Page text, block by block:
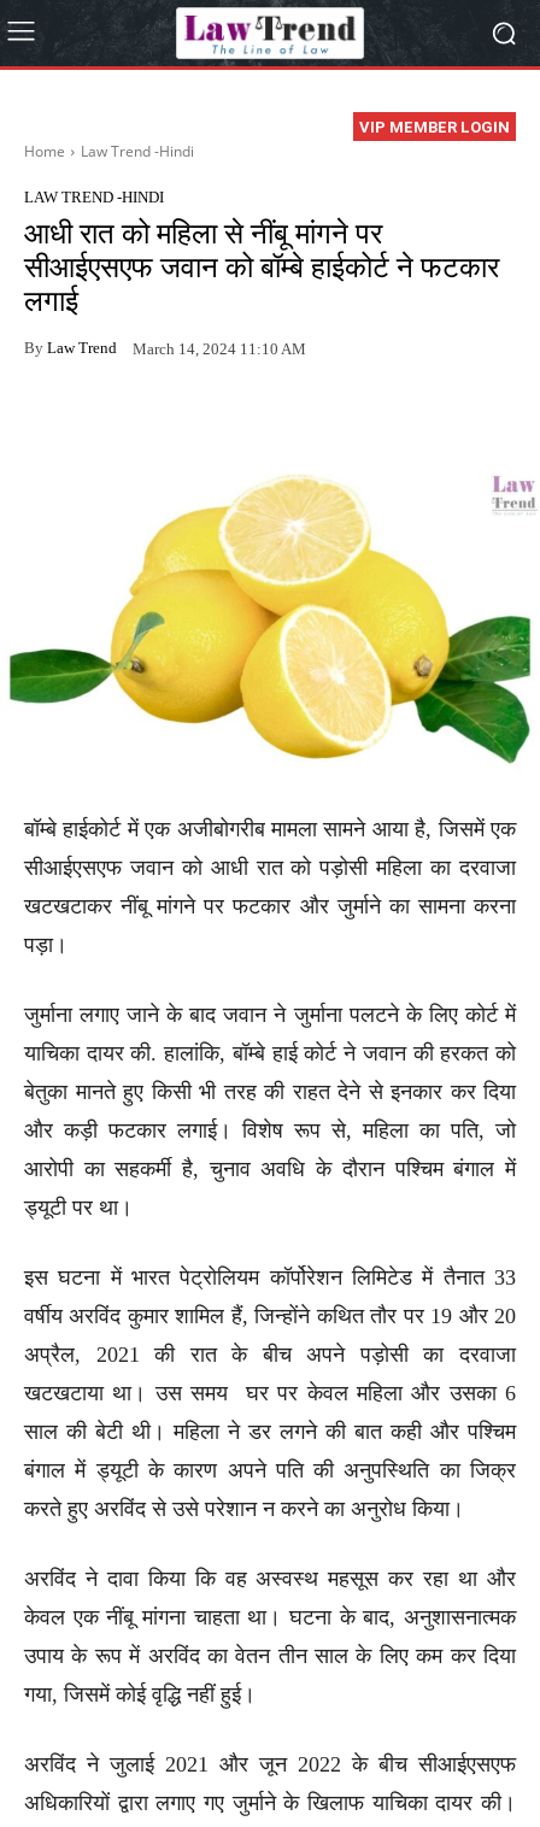
VIP MEMBER LOGIN
Home Law Trend -Hindi
LAW TREND -HINDI
आधी रात को महिला से नींबू मांगने पर
सीआईएसएफ जवान को बॉम्बे हाईकोर्ट ने फटकार
लगाई
By Law Trend March 14, 2024 11:10 AM
बॉम्बे हाईकोर्ट में एक अजीबोगरीब मामला सामने आया है, जिसमें एक
सीआईएसएफ जवान को आधी रात को पड़ोसी महिला का दरवाजा
खटखटाकर नींबू मांगने पर फटकार और जुर्माने का सामना करना
पड़ा।
जुर्माना लगाए जाने के बाद जवान ने जुर्माना पलटने के लिए कोर्ट में
याचिका दायर की. हालांकि, बॉम्बे हाई कोर्ट ने जवान की हरकत को
बेतुका मानते हुए किसी भी तरह की राहत देने से इनकार कर दिया
और कड़ी फटकार लगाई। विशेष रूप से, महिला का पति, जो
आरोपी का सहकर्मी है, चुनाव अवधि के दौरान पश्चिम बंगाल में
ड्यूटी पर था।
इस घटना में भारत पेट्रोलियम कॉर्पोरेशन लिमिटेड में तैनात 33
वर्षीय अरविंद कुमार शामिल हैं, जिन्होंने कथित तौर पर 19 और 20
अप्रैल, 2021 की रात के बीच अपने पड़ोसी का दरवाजा
खटखटाया था। उस समय घर पर केवल महिला और उसका 6
साल की बेटी थी। महिला ने डर लगने की बात कही और पश्चिम
बंगाल में ड्यूटी के कारण अपने पति की अनुपस्थिति का जिक्र
करते हुए अरविंद से उसे परेशान न करने का अनुरोध किया।
अरविंद ने दावा किया कि वह अस्वस्थ महसूस कर रहा था और
केवल एक नींबू मांगना चाहता था। घटना के बाद, अनुशासनात्मक
उपाय के रूप में अरविंद का वेतन तीन साल के लिए कम कर दिया
गया, जिसमें कोई वृद्धि नहीं हुई।
अरविंद ने जुलाई 2021 और जून 2022 के बीच सीआईएसएफ
अधिकारियों द्वारा लगाए गए जुर्माने के खिलाफ याचिका दायर की।